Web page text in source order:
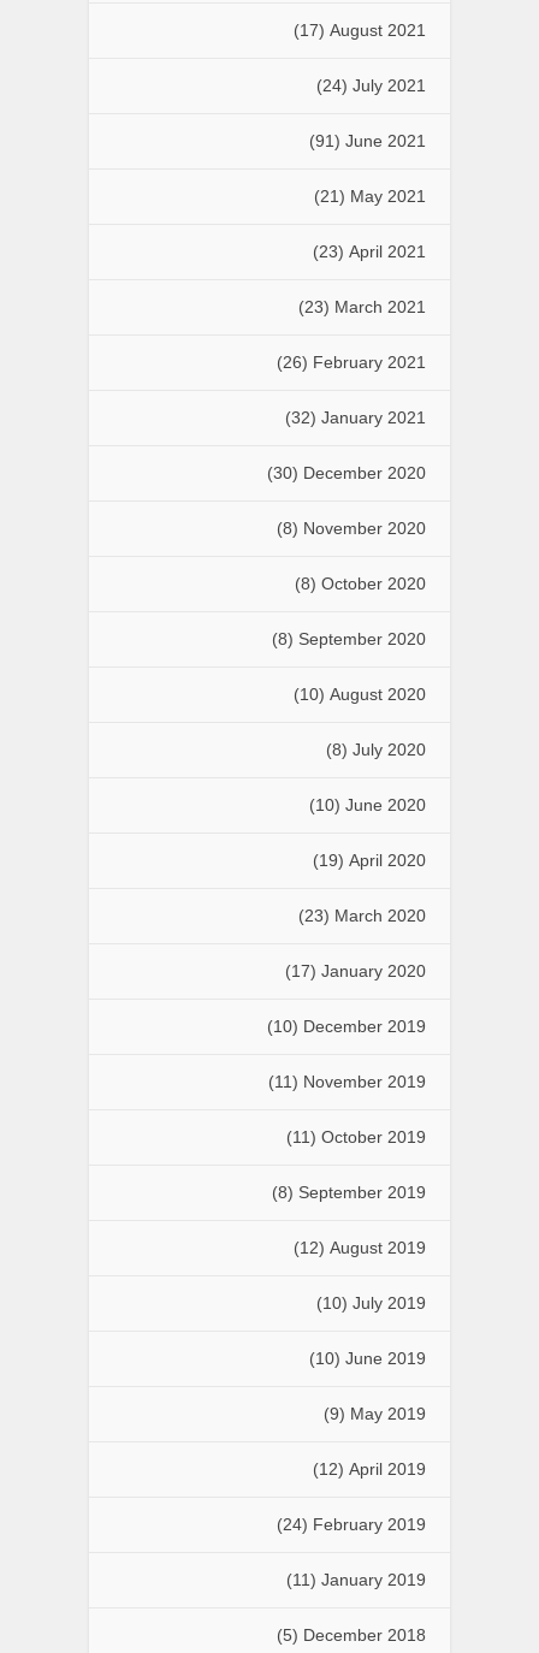
August 2021
(17)
July 2021
(24)
June 2021
(91)
May 2021
(21)
April 2021
(23)
March 2021
(23)
February 2021
(26)
January 2021
(32)
December 2020
(30)
November 2020
(8)
October 2020
(8)
September 2020
(8)
August 2020
(10)
July 2020
(8)
June 2020
(10)
April 2020
(19)
March 2020
(23)
January 2020
(17)
December 2019
(10)
November 2019
(11)
October 2019
(11)
September 2019
(8)
August 2019
(12)
July 2019
(10)
June 2019
(10)
May 2019
(9)
April 2019
(12)
February 2019
(24)
January 2019
(11)
December 2018
(5)